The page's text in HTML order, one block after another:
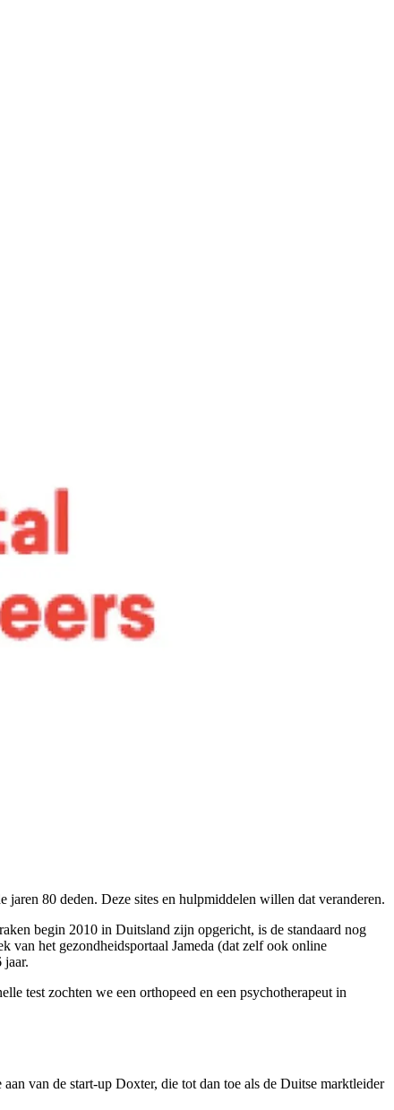
80 deden. Deze sites en hulpmiddelen willen dat veranderen.
begin 2010 in Duitsland zijn opgericht, is de standaard nog
van het gezondheidsportaal Jameda (dat zelf ook online
jaar.
test zochten we een orthopeed en een psychotherapeut in
van de start-up Doxter, die tot dan toe als de Duitse marktleider